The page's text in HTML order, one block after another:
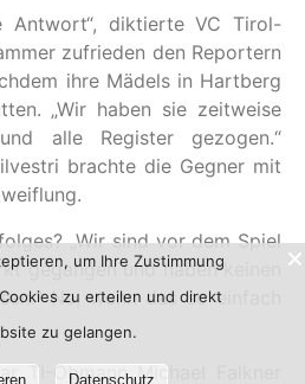
Antwort“, diktierte VC Tirol-
zufrieden den Reportern
ihre Mädels in Hartberg
„Wir haben sie zeitweise
alle Register gezogen.“
brachte die Gegner mit
„Wir sind vor dem Spiel
gegangen und haben keinen
Na, wenn das so einfach
TI-Obmann Michael Falkner
um Ihre Zustimmung
zu erteilen und direkt
zu gelangen.
Datenschutz